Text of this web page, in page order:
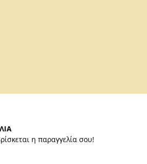
η παραγγελία σου!